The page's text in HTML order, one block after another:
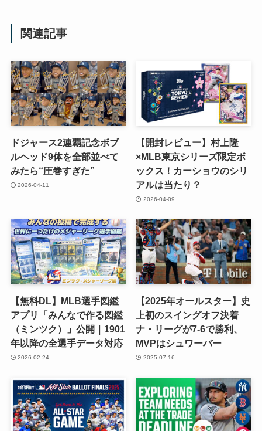
関連記事
ドジャース2連覇記念ボブ
ルヘッド9体を全部並べて
みたら“圧巻すぎた”
2026-04-11
【開封レビュー】村上隆
×MLB東京シリーズ限定ボ
ックス！カーショウのシリ
アルは当たり？
2026-04-09
【無料DL】MLB選手図鑑
アプリ「みんなで作る図鑑
（ミンツク）」公開｜1901
年以降の全選手データ対応
2026-02-24
【2025年オールスター】史
上初のスイングオフ決着
ナ・リーグが7-6で勝利、
MVPはシュワーバー
2025-07-16